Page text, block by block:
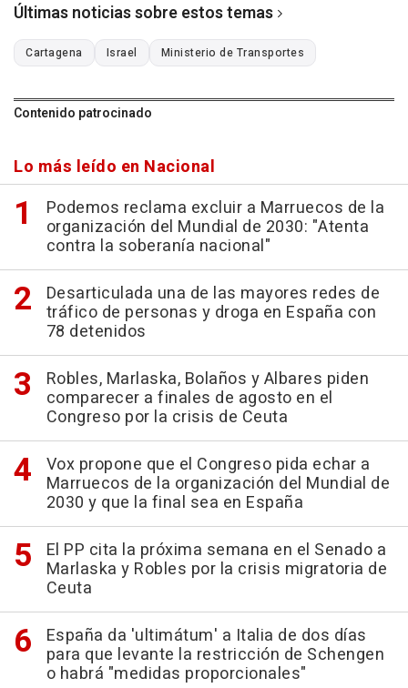
Últimas noticias sobre estos temas
Cartagena Israel Ministerio de Transportes
Contenido patrocinado
Lo más leído en Nacional
Podemos reclama excluir a Marruecos de la
organización del Mundial de 2030: "Atenta
contra la soberanía nacional"
Desarticulada una de las mayores redes de
tráfico de personas y droga en España con
78 detenidos
Robles, Marlaska, Bolaños y Albares piden
comparecer a finales de agosto en el
Congreso por la crisis de Ceuta
Vox propone que el Congreso pida echar a
Marruecos de la organización del Mundial de
2030 y que la final sea en España
El PP cita la próxima semana en el Senado a
Marlaska y Robles por la crisis migratoria de
Ceuta
España da 'ultimátum' a Italia de dos días
para que levante la restricción de Schengen
o habrá "medidas proporcionales"